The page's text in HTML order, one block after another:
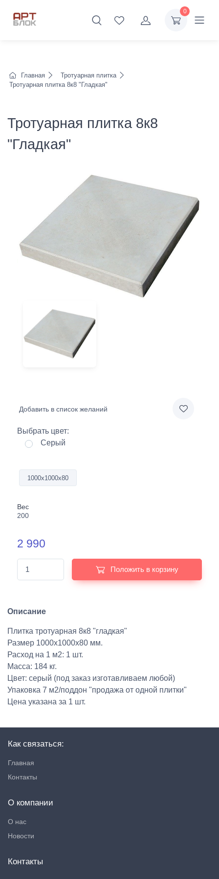
0
Главная
Тротуарная плитка
Тротуарная плитка 8к8 "Гладкая"
Тротуарная плитка 8к8
"Гладкая"
Добавить в список желаний
Выбрать цвет:
Серый
1000х1000х80
Вес
200
2 990
Положить в корзину
Описание
Плитка тротуарная 8к8 "гладкая"
Размер 1000х1000х80 мм.
Расход на 1 м2: 1 шт.
Масса: 184 кг.
Цвет: серый (под заказ изготавливаем любой)
Упаковка 7 м2/поддон "продажа от одной плитки"
Цена указана за 1 шт.
Как связаться:
Главная
Контакты
О компании
О нас
Новости
Контакты